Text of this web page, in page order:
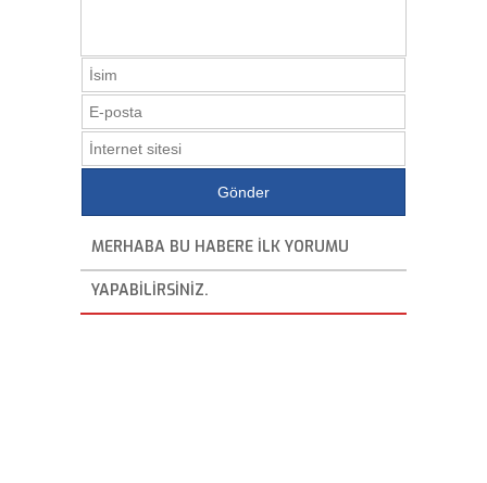
MERHABA BU HABERE ILK YORUMU
YAPABILIRSINIZ.